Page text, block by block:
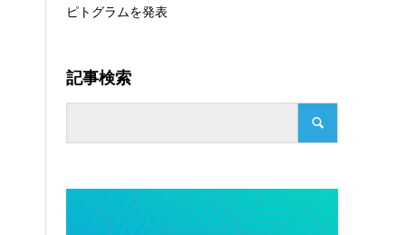
ピトグラムを発表
記事検索